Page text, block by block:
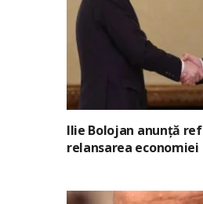
Ilie Bolojan anunță
relansarea economiei